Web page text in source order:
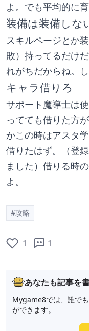
よ。でも平均的に
装備は装備しな
スキルページとか
敗）持ってるだけ
れがちだからね。
キャラ借りろ
サポート魔導士は
ってても借りた方
かこの時はアスタ
借りたはず。（登
ました）借りる時
よ。
#攻略
1 1
あなたも記事を
Mygame8では、誰で
ができます。